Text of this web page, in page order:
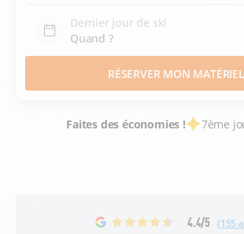
Dernier jour de ski
RÉSERVER MON MATÉRIEL
Faites des économies ! 7ème
4.4/5 (155